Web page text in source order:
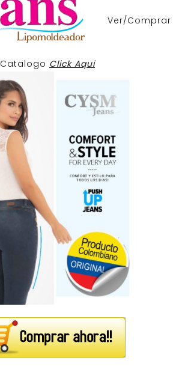
Ver/Comprar
Catalogo Click Aqui